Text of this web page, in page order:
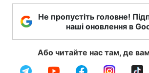
Не пропустіть головне!
наші оновлення в
Або читайте нас там, де